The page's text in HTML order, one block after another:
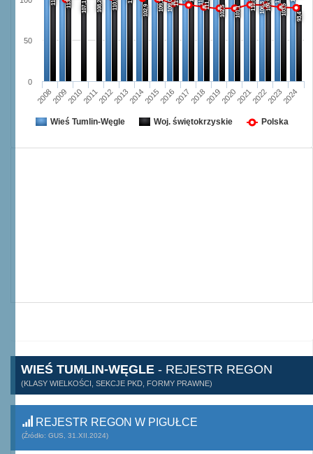
109,0
106,3
107,1 108,2 110,5
102,9
109,1 111,4
102,5 101,1
110,0 109,9 103,5
93,4
20082009201020112012201320142015201620172018201920202021202220232024
0
50
Wieś Tumlin-Węgle Woj. świętokrzyskie Polska
WIEŚ TUMLIN-WĘGLE - REJESTR REGON
(KLASY WIELKOŚCI, SEKCJE PKD, FORMY PRAWNE)
REJESTR REGON W PIGUŁCE
(Źródło: GUS, 31.XII.2024)